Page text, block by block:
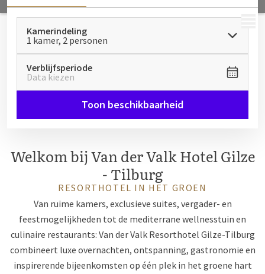
MENU
Kamerindeling
1 kamer, 2 personen
Verblijfsperiode
Data kiezen
Toon beschikbaarheid
Welkom bij Van der Valk Hotel Gilze
- Tilburg
RESORTHOTEL IN HET GROEN
Van ruime kamers, exclusieve suites, vergader- en
feestmogelijkheden tot de mediterrane wellnesstuin en
culinaire restaurants: Van der Valk Resorthotel Gilze-Tilburg
combineert luxe overnachten, ontspanning, gastronomie en
inspirerende bijeenkomsten op één plek in het groene hart